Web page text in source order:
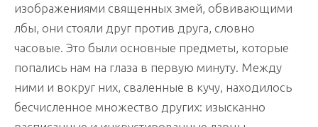
изображениями священных змей, обвивающими
лбы, они стояли друг против друга, словно
часовые. Это были основные предметы, которые
попались нам на глаза в первую минуту. Между
ними и вокруг них, сваленные в кучу, находилось
бесчисленное множество других: изысканно